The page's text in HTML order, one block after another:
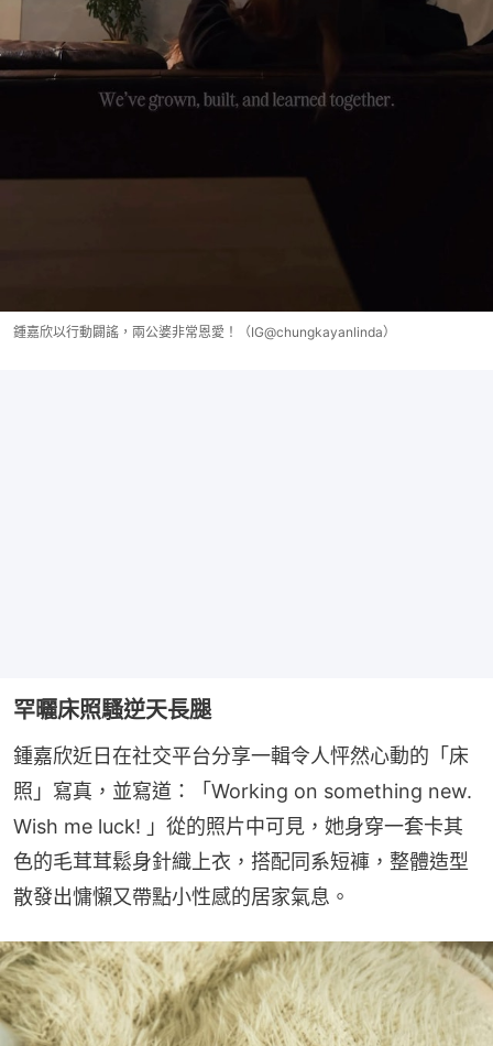
鍾嘉欣以行動闢謠，兩公婆非常恩愛！（IG@chungkayanlinda）
罕曬床照騷逆天長腿
鍾嘉欣近日在社交平台分享一輯令人怦然心動的「床
照」寫真，並寫道：「Working on something new.
Wish me luck! 」從的照片中可見，她身穿一套卡其
色的毛茸茸鬆身針織上衣，搭配同系短褲，整體造型
散發出慵懶又帶點小性感的居家氣息。